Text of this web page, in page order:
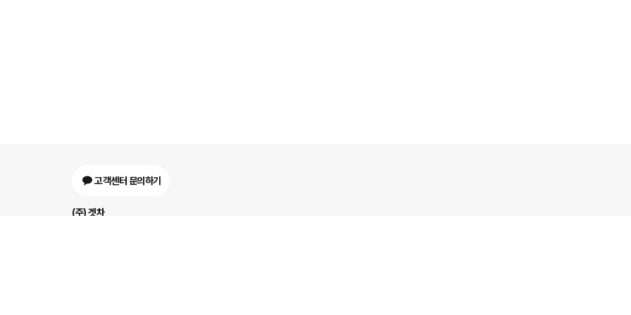
고객센터 문의하기
(주) 겟차